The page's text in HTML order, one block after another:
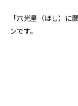
「六光星（ほし）に
ンです。